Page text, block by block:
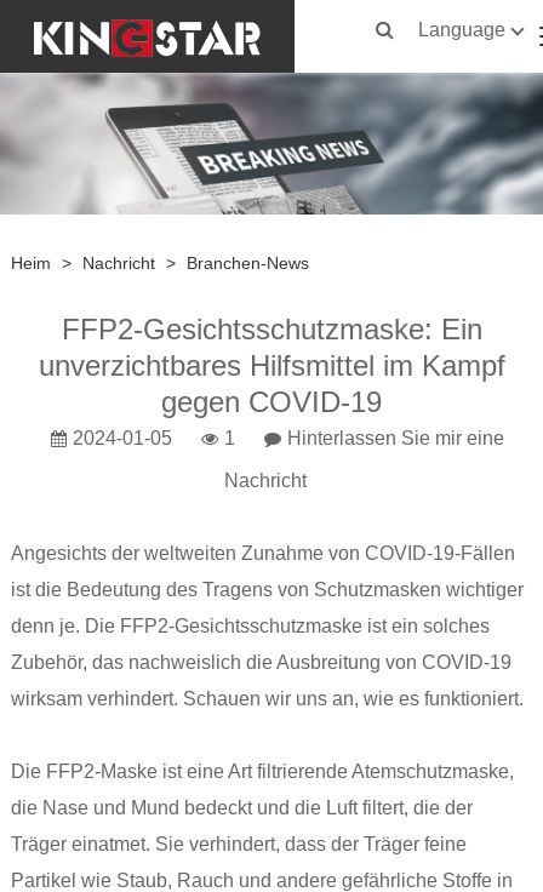
Language
Heim > Nachricht > Branchen-News
FFP2-Gesichtsschutzmaske: Ein
unverzichtbares Hilfsmittel im Kampf
gegen COVID-19
2024-01-05 1 Hinterlassen Sie mir eine
Nachricht
Angesichts der weltweiten Zunahme von COVID-19-Fällen
ist die Bedeutung des Tragens von Schutzmasken wichtiger
denn je. Die FFP2-Gesichtsschutzmaske ist ein solches
Zubehör, das nachweislich die Ausbreitung von COVID-19
wirksam verhindert. Schauen wir uns an, wie es funktioniert.
Die FFP2-Maske ist eine Art filtrierende Atemschutzmaske,
die Nase und Mund bedeckt und die Luft filtert, die der
Träger einatmet. Sie verhindert, dass der Träger feine
Partikel wie Staub, Rauch und andere gefährliche Stoffe in